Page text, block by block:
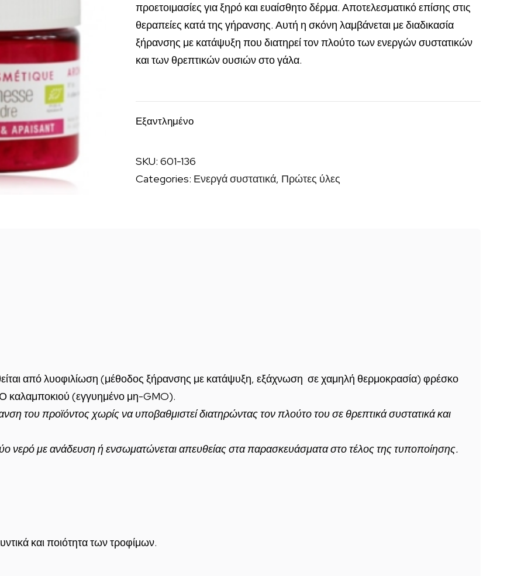
προετοιμασίες για ξηρό και ευαίσθητο δέρμα. Αποτελεσματικό επίσης στις
θεραπείες κατά της γήρανσης. Αυτή η σκόνη λαμβάνεται με διαδικασία
ξήρανσης με κατάψυξη που διατηρεί τον πλούτο των ενεργών συστατικών
και των θρεπτικών ουσιών στο γάλα.
Εξαντλημένο
SKU: 601-136
Categories: Ενεργά συστατικά, Πρώτες ύλες
από λυοφιλίωση (μέθοδος ξήρανσης με κατάψυξη, εξάχνωση σε χαμηλή θερμοκρασία) φρέσκο
καλαμποκιού (εγγυημένο μη-GMO).
του προϊόντος χωρίς να υποβαθμιστεί διατηρώντας τον πλούτο του σε θρεπτικά συστατικά και
νερό με ανάδευση ή ενσωματώνεται απευθείας στα παρασκευάσματα στο τέλος της τυποποίησης.
και ποιότητα των τροφίμων.